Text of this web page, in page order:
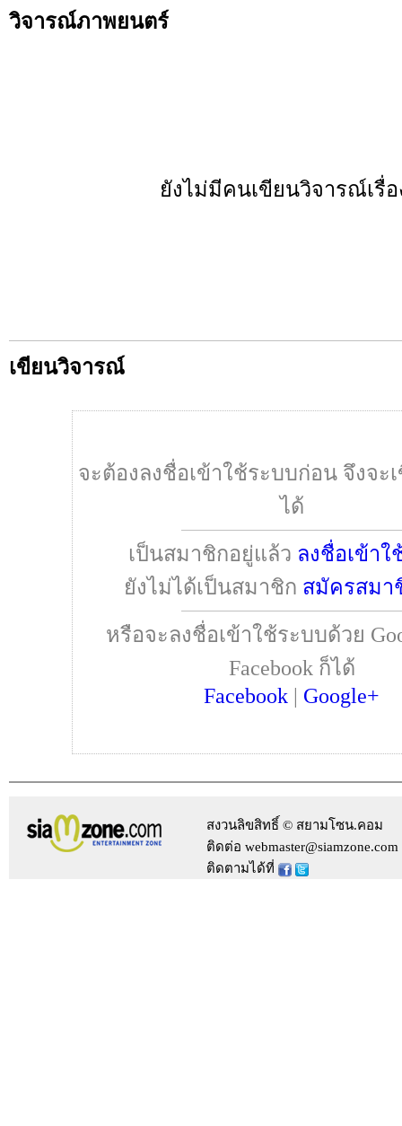
วิจารณ์ภาพยนตร์
ยังไม่มีคนเขียนวิจารณ์เรื่
เขียนวิจารณ์
จะต้องลงชื่อเข้าใช้ระบบก่อน จึงจะ
ได้
เป็นสมาชิกอยู่แล้ว ลงชื่อเข้าใ
ยังไม่ได้เป็นสมาชิก สมัครสมา
หรือจะลงชื่อเข้าใช้ระบบด้วย
Facebook ก็ได้
Facebook | Google+
สงวนลิขสิทธิ์ © สยามโซน.คอม
ติดต่อ webmaster@siamzone.com
ติดตามได้ที่